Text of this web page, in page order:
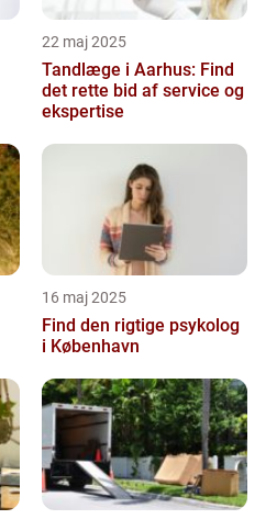
22 maj 2025
Tandlæge i Aarhus: Find
det rette bid af service og
ekspertise
16 maj 2025
Find den rigtige psykolog
i København